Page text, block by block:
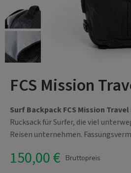
FCS Mission
Surf Backpack FCS Mission Travel
Rucksack für Surfer, die viel
Reisen unternehmen.
150,00 € Bruttopreis